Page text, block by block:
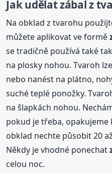
Jak udělatzábalz
Na obklad z tvarohu
můžete aplikovat ve formě
se tradičně používá také
na plosky nohou. Tvaroh
nebo nanést na plátno,
suché teplé ponožky.
na šlapkách nohou.
pokud je třeba,
obklad nechte působit 20
Někdy je vhodné ponechat
celou noc.